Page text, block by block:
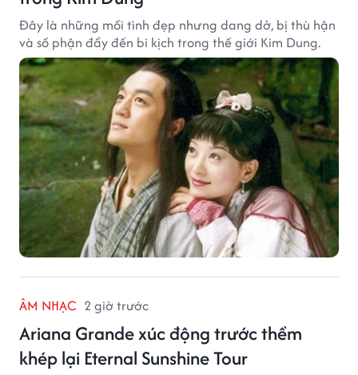
Đây là những mối tình đẹp nhưng dang dở, bị thù hận
và số phận đẩy đến bi kịch trong thế giới Kim Dung.
ÂM NHẠC 2 giờ trước
Ariana Grande xúc động trước thềm
khép lại Eternal Sunshine Tour